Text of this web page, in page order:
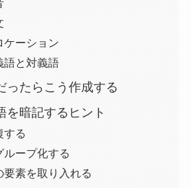
ケーション
語と対義語
ったらこう作成する
を暗記するヒント
する
ループ化する
要素を取り入れる